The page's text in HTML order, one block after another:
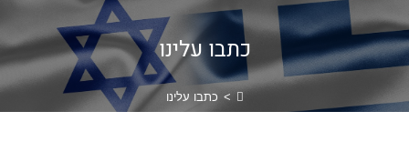
כתבו עלינו
> כתבו עלינו